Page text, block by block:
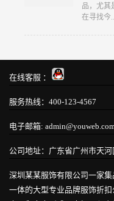
品，尤其
在寻找今...
在线客服 ：
服务热线：400-123-4567
电子邮箱:
公司地址：广东省广州市天
深圳某某服饰有限公司一家
一体的大型专业品牌服饰折